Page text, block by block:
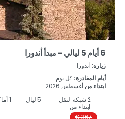
6 أيام 5 ليالي - مبدأ أندورا
زياره: أندورا
أيام المغادرة: كل يوم
ابتداء من أغسطس 2026
2
شبكة النقل ليال
ابتداء من
367 €